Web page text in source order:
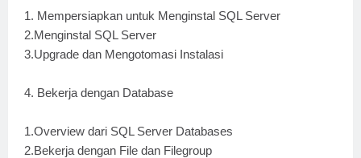
1. Mempersiapkan untuk Menginstal SQL Server
2.Menginstal SQL Server
3.Upgrade dan Mengotomasi Instalasi
4. Bekerja dengan Database
1.Overview dari SQL Server Databases
2.Bekerja dengan File dan Filegroup